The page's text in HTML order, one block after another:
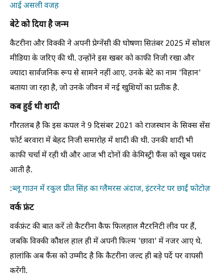
आई असली वजह
बेटे को दिया है जन्म
कैटरीना और विक्की ने अपनी प्रेग्नेंसी की घोषणा सितंबर 2025 में सोशल
मीडिया के जरिए की थी. उन्होंने इस खबर को काफी निजी रखा और
ज्यादा सार्वजनिक रूप से सामने नहीं आए. उनके बेटे का नाम 'विहान'
बताया जा रहा है, जो उनके जीवन में नई खुशियों का प्रतीक है.
कब हुई थी शादी
गौरतलब है कि इस कपल ने 9 दिसंबर 2021 को राजस्थान के सिक्स सेंस
फोर्ट बरवारा में बेहद निजी समारोह में शादी की थी. उनकी शादी भी
काफी चर्चा में रही थी और आज भी दोनों की केमिस्ट्री फैंस को खूब पसंद
आती है.
:ब्लू गाउन में रकुल प्रीत सिंह का ग्लैमरस अंदाज, इंटरनेट पर छाईं फोटोज़
वर्क फ्रंट
वर्कफ्रंट की बात करें तो कैटरीना कैफ फिलहाल मैटरनिटी लीव पर हैं,
जबकि विक्की कौशल हाल ही में अपनी फिल्म 'छावा' में नजर आए थे.
हालांकि अब फैंस को उम्मीद है कि कैटरीना जल्द ही बड़े पर्दे पर वापसी
करेंगी.